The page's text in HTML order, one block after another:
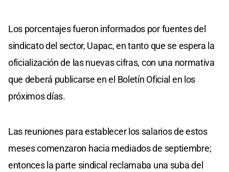
Los porcentajes fueron informados por fuentes del
sindicato del sector, Uapac, en tanto que se espera la
oficialización de las nuevas cifras, con una normativa
que deberá publicarse en el Boletín Oficial en los
próximos días.
Las reuniones para establecer los salarios de estos
meses comenzaron hacia mediados de septiembre;
entonces la parte sindical reclamaba una suba del